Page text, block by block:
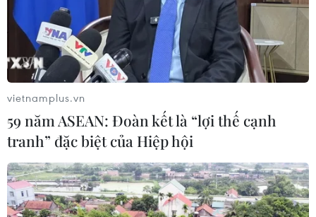
#Tình hình Bolivia
#Chính quyền lâm thời
#Evo Morales
#Đảng MAS
#Tổng tuyển cử
Bolivia
Theo dõi VietnamPlus
vietnamplus.vn
59 năm ASEAN: Đoàn kết là “lợi thế cạnh
tranh” đặc biệt của Hiệp hội